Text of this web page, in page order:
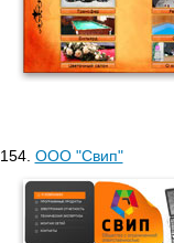
154. ООО "Свип"